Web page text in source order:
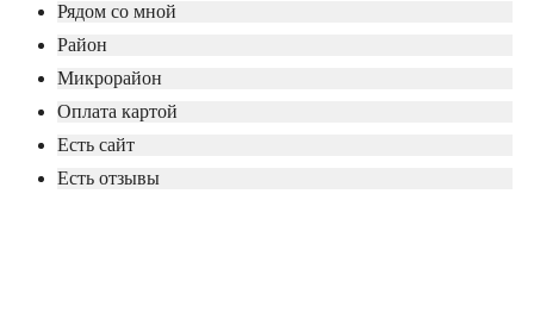
Рядом со мной
Район
Микрорайон
Оплата картой
Есть сайт
Есть отзывы